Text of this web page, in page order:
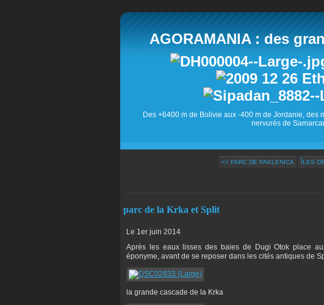
AGORAMANIA : des
Des +6400 m de Bolivie aux -400 m de Jordanie,
nervurés de
<< PARC DE PAKLENICA ÎLES
parc de la Krka et Split
Le 1er juin 2014
Après les eaux lisses des baies de Dugi Otok place
éponyme, avant de se reposer dans les cités antiques de
la grande cascade de la Krka